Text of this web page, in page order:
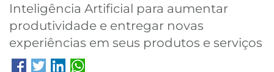
B3
Inteligência Artificial para aumentar
produtividade e entregar novas
experiências em seus produtos e serviços